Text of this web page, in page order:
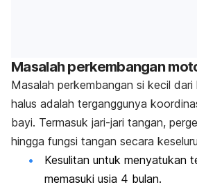
Masalah perkembangan
Masalah perkembangan si kecil
halus adalah terganggunya
bayi. Termasuk jari-jari tangan,
hingga fungsi tangan secara
Kesulitan untuk menyatukan
memasuki usia 4 bulan.